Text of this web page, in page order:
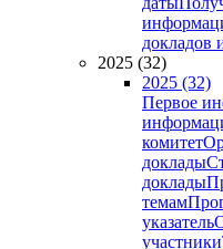
докладов
2025 (32)
2025 (32)
Первое
комитет
доклады
доклады
темам
указатель
участники